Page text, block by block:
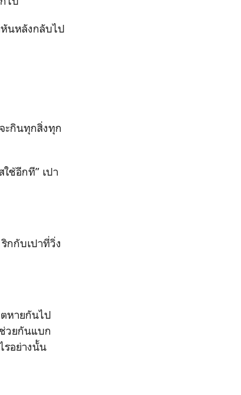
หันหลังกลับไป
ะกินทุกสิ่งทุก
ช้อีกที” เปา
กับเปาที่วิ่ง
หายกันไป
วยกันแบก
รอย่างนั้น